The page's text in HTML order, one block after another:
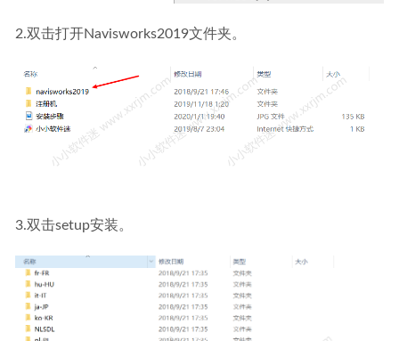
2.双击打开Navisworks2019文件夹。
3.双击setup安装。